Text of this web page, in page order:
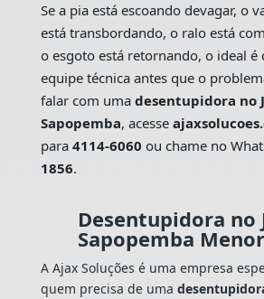
Se a pia está escoando devagar, o
está transbordando, o ralo está
o esgoto está retornando, o ideal é
equipe técnica antes que o
falar com uma desentupidora no
Sapopemba, acesse
para 4114-6060 ou chame no
1856.
Desentupidora no
Sapopemba
A Ajax Soluções é uma empresa
quem precisa de uma